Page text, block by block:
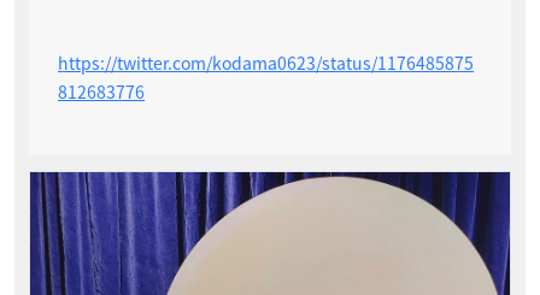
https://twitter.com/kodama0623/status/1176485875
812683776